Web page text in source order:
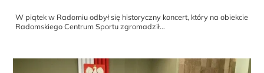
W piątek w Radomiu odbył się historyczny koncert, który na obiekcie
Radomskiego Centrum Sportu zgromadził...